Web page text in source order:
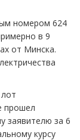
номером 624
в 9
от Минска.
прошел
заявителю за 6
курсу